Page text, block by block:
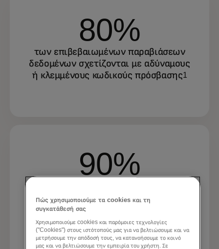
80%
των επιβεβαιωμένων παραβιάσεων
δεδομένων σχετίζονται με αδύναμους
ή κλεμμένους κωδικούς πρόσβασης1
90%
βιομετρικά στοιχεία είναι πιο ασφαλή
και εύχρηστα από τους κωδικούς
πρόσβασης2
Πώς χρησιμοποιούμε τα cookies και τη
συγκατάθεσή σας
Χρησιμοποιούμε cookies και παρόμοιες τεχνολογίες
("Cookies") στους ιστότοπούς μας για να βελτιώσουμε και να
μετρήσουμε την απόδοσή τους, να κατανοήσουμε το κοινό
μας και να βελτιώσουμε την εμπειρία του χρήστη. Σε